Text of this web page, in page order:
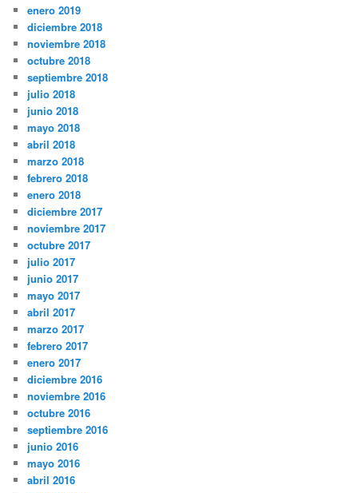
enero 2019
diciembre 2018
noviembre 2018
octubre 2018
septiembre 2018
julio 2018
junio 2018
mayo 2018
abril 2018
marzo 2018
febrero 2018
enero 2018
diciembre 2017
noviembre 2017
octubre 2017
julio 2017
junio 2017
mayo 2017
abril 2017
marzo 2017
febrero 2017
enero 2017
diciembre 2016
noviembre 2016
octubre 2016
septiembre 2016
junio 2016
mayo 2016
abril 2016